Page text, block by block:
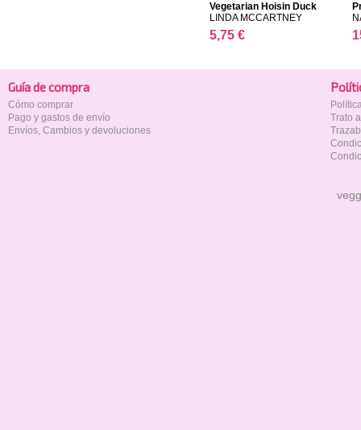
Vegetarian Hoisin Duck
LINDA MCCARTNEY
5,75 €
Guía de compra
Cómo comprar
Pago y gastos de envío
Envíos, Cambios y devoluciones
Trato